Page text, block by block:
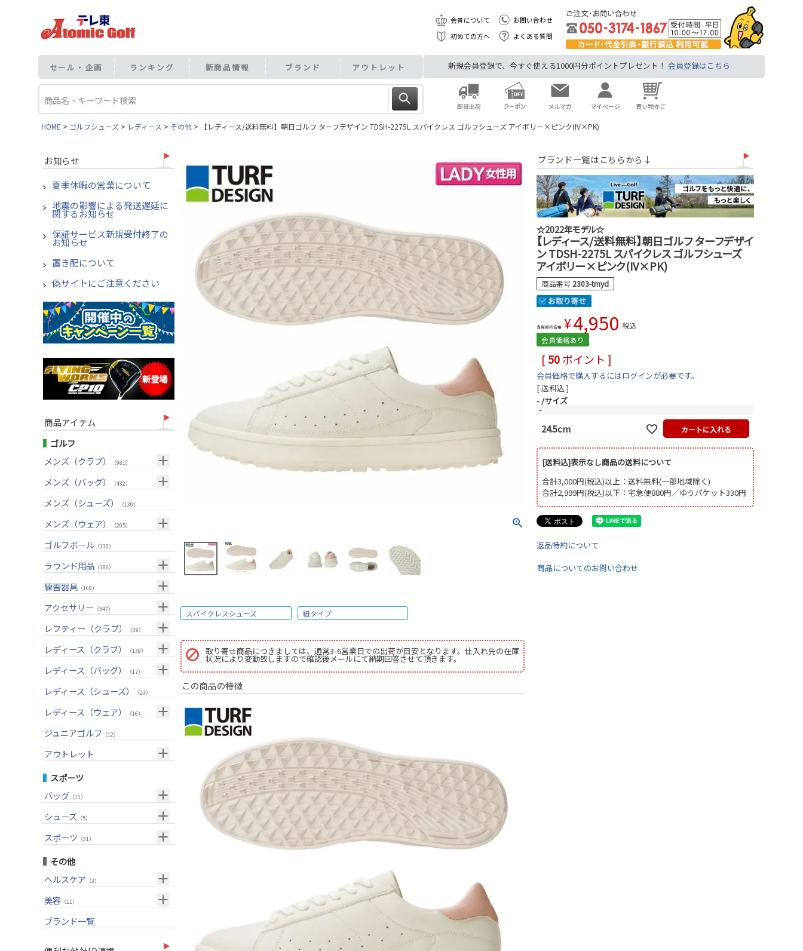
会員について
お問い合わせ
初めての方へ
よくある質問
セール・企画 ランキング 新商品情報 ブランド アウトレット 新規会員登録で、今すぐ使える1000円分ポイントプレゼント！ 会員登録はこちら
HOME ゴルフシューズ レディース その他 【レディース/送料無料】朝日ゴルフ ターフデザイン TDSH-2275L スパイクレス ゴルフシューズ アイボリー×ピンク(IV×PK)
お知らせ
夏季休暇の営業について
地震の影響による発送遅延に
関するお知らせ
保証サービス新規受付終了の
お知らせ
置き配について
偽サイトにご注意ください
商品アイテム
ゴルフ
メンズ（クラブ）
（981）
クラブセット(右用)（24）
ドライバー(右用)
フェアウェイウッド(右用)
ウェッジ(右用)
パター(右用)
チッパー(右用)（13）
USモデル（56）
カスタム
メンズ（バッグ） （432）
キャディバッグ（211）
ボストンバッグ
トートバッグ
メンズ（シューズ） （139）
メンズ（ウェア） （205）
トップス（55）
ボトムス（26）
アウター
グローブ
その他
ゴルフボール （130）
ラウンド用品 （186）
GPSナビ（33）
距離測定器
（20）
ネームプレート
傘
練習器具 （169）
パターマット（28）
スイング練習器 （114）
アクセサリー （547）
ヘッドカバー（210）
シューズケース （7）
トラベルケース （21）
サングラス
ネックレス
その他
シャフト（27）
グリップ（20）
レフティー（クラブ） （39）
クラブセット(左用) （1）
ドライバー(左用)（4）
フェアウェイウッド(左用)
ウェッジ(左用)
パター(左用)
USモデル
レディース（クラブ） （139）
クラブセット(女性用) （11）
ドライバー(女性用)（20）
フェアウェイウッド(女性用) （28）
ウェッジ(女性用)
パター(女性用)
チッパー(女性用)（2）
USモデル（1）
レディース（バッグ） （17）
キャディバッグ （12）
クラブケース （2）
レディース（シューズ） （23）
レディース（ウェア） （16）
トップス（5）
レインウェア
ジュニアゴルフ （12）
アウトレット
クラブセット
ドライバー
ユーティリティー
アイアンセット
アイアン単品
ウェッジ
パター
ゴルフバッグ
スポーツ
バッグ （11）
メンズ（10）
スーツケース
シューズ （5）
アクセサリー
スポーツ （31）
トレーニング
アウトドア
その他
ヘルスケア （3）
サポーター
美容 （11）
UVケア（11）
ブランド一覧
ブランド一覧はこちらから↓
☆2022年モデル☆
【レディース/送料無料】朝日ゴルフ ターフデザイ
ン TDSH-2275L スパイクレス ゴルフシューズ
アイボリー×ピンク(IV×PK)
商品番号 2303-tmyd
当店販売価格 ¥4,950 税込
会員価格あり
[50ポイント ]
会員価格で購入するにはログインが必要です。
送料込
- サイズ
-
24.5cm カートに入れる
[送料込]表示なし商品の送料について
合計3,000円(税込)以上：送料無料(一部地域除く)
合計2,999円(税込)以下：宅急便880円／ゆうパケット330円
返品特約について
商品についてのお問い合わせ
スパイクレスシューズ 紐タイプ
取り寄せ商品につきましては、通常3-6営業日での出荷が目安となります。仕入れ先の在庫
状況により変動致しますので確認後メールにて納期回答させて頂きます。
この商品の特徴